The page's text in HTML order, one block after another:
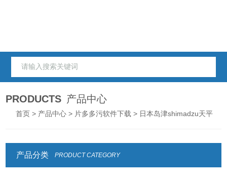
PRODUCTS 产品中心
首页 > 产品中心 > 片多多污软件下载 > 日本岛津shimadzu天平
产品分类 PRODUCT CATEGORY